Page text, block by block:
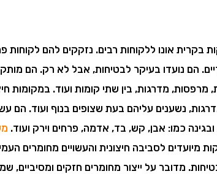
אונו ללקוחות רבים. נזקקים להם לקוחות
הם נועדו בעיקר לבטיחות, אבל לא רק. הם
מדרגות, בין שתי קומות ועוד. במקומות
נשענים עליהם בעת שצופים בנוף ועוד. הם
כמו: אבן, קש, בד, אדמה, פרחים וירק ועוד.
מיועדים לסביבה חיצונית והעשויים מחומרים
מדובר על ייצור מחומרים חזקים ומסיביים,